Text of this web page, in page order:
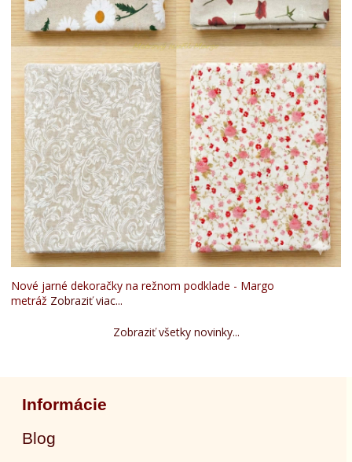
Nové jarné dekoračky na režnom podklade - Margo
metráž Zobraziť viac...
Zobraziť všetky novinky...
Informácie
Blog